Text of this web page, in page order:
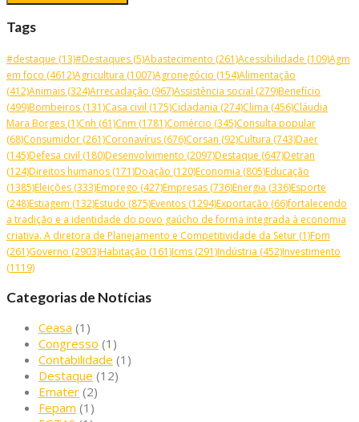
Tags
#destaque (13)#Destaques (5)Abastecimento (261)Acessibilidade (109)Agm
em foco (4612)Agricultura (1007)Agronegócio (154)Alimentação
(412)Animais (324)Arrecadação (967)Assistência social (279)Benefício
(499)Bombeiros (131)Casa civil (175)Cidadania (274)Clima (456)Cláudia
Mara Borges (1)Cnh (61)Cnm (1781)Comércio (345)Consulta popular
(68)Consumidor (261)Coronavírus (676)Corsan (92)Cultura (743)Daer
(145)Defesa civil (180)Desenvolvimento (2097)Destaque (647)Detran
(124)Direitos humanos (171)Doação (120)Economia (805)Educação
(1385)Eleições (333)Emprego (427)Empresas (736)Energia (336)Esporte
(248)Estiagem (132)Estudo (875)Eventos (1294)Exportação (66)fortalecendo
a tradição e a identidade do povo gaúcho de forma integrada à economia
criativa. A diretora de Planejamento e Competitividade da Setur (1)Fpm
(261)Governo (2903)Habitação (161)Icms (291)Indústria (452)Investimento
(1119)
Categorias de Notícias
Ceasa (1)
Congresso (1)
Contabilidade (1)
Destaque (12)
Emater (2)
Fepam (1)